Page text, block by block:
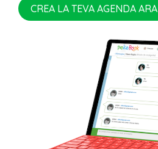
CREA LA TEVA AGENDA ARA